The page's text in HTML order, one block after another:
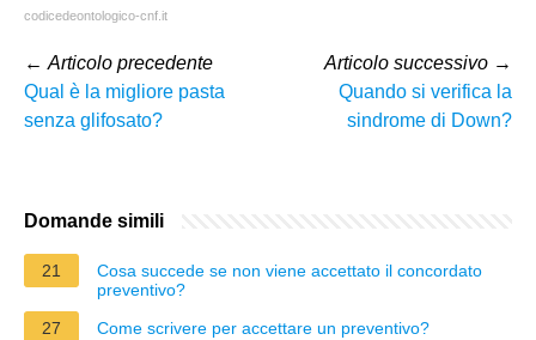
codicedeontologico-cnf.it
← Articolo precedente
Qual è la migliore pasta
senza glifosato?
Articolo successivo →
Quando si verifica la
sindrome di Down?
Domande simili
21
Cosa succede se non viene accettato il concordato
preventivo?
27
Come scrivere per accettare un preventivo?